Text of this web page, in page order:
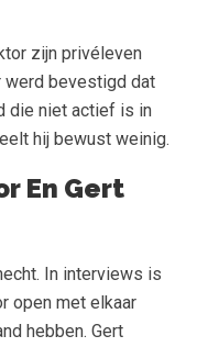
zijn privéleven
werd bevestigd dat
die niet actief is in
hij bewust weinig.
En Gert
In interviews is
open met elkaar
hebben. Gert